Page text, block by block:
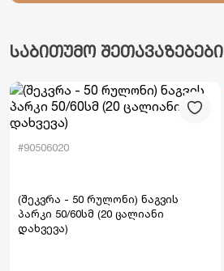
საბითუმო შეთავაზებები
#90506020
(შეკვრა - 50 რულონი) ნაგვის
პარკი 50/60სმ (20 ცალიანი
დახვევა)